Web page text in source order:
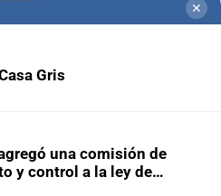
con:
✕
Gris
una comisión de
y control a la ley de